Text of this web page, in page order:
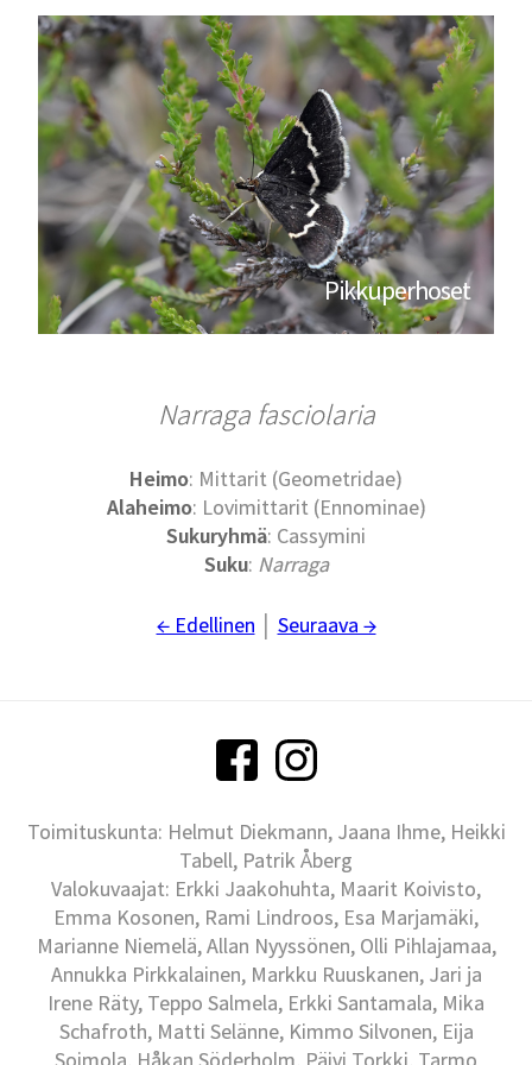
Pikkuperhoset
Narraga fasciolaria
Heimo: Mittarit (Geometridae)
Alaheimo: Lovimittarit (Ennominae)
Sukuryhmä: Cassymini
Suku: Narraga
← Edellinen Seuraava →
Toimituskunta: Helmut Diekmann, Jaana Ihme, Heikki
Tabell, Patrik Åberg
Valokuvaajat: Erkki Jaakohuhta, Maarit Koivisto,
Emma Kosonen, Rami Lindroos, Esa Marjamäki,
Marianne Niemelä, Allan Nyyssönen, Olli Pihlajamaa,
Annukka Pirkkalainen, Markku Ruuskanen, Jari ja
Irene Räty, Teppo Salmela, Erkki Santamala, Mika
Schafroth, Matti Selänne, Kimmo Silvonen, Eija